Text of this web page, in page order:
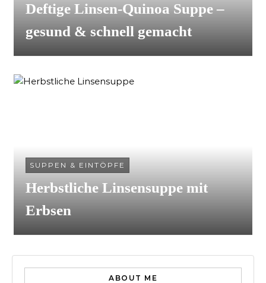
Deftige Linsen-Quinoa Suppe –
gesund & schnell gemacht
SUPPEN & EINTÖPFE
Herbstliche Linsensuppe mit
Erbsen
ABOUT ME